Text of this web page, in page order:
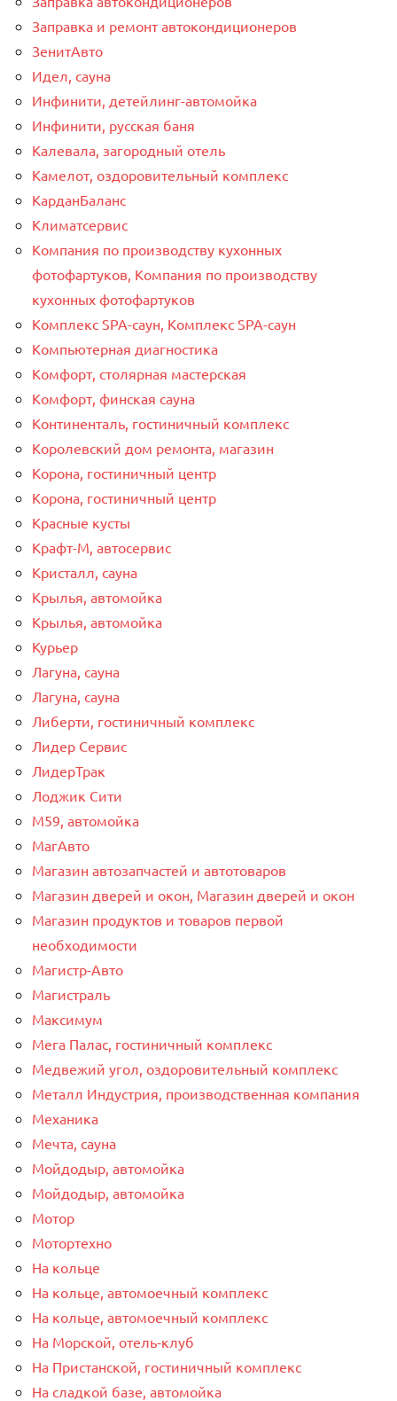
Заправка и ремонт автокондиционеров
ЗенитАвто
Идел, сауна
Инфинити, детейлинг-автомойка
Инфинити, русская баня
Калевала, загородный отель
Камелот, оздоровительный комплекс
КарданБаланс
Климатсервис
Компания по производству кухонных
фотофартуков, Компания по производству
кухонных фотофартуков
Комплекс SPA-саун, Комплекс SPA-саун
Компьютерная диагностика
Комфорт, столярная мастерская
Комфорт, финская сауна
Континенталь, гостиничный комплекс
Королевский дом ремонта, магазин
Корона, гостиничный центр
Корона, гостиничный центр
Красные кусты
Крафт-М, автосервис
Кристалл, сауна
Крылья, автомойка
Крылья, автомойка
Курьер
Лагуна, сауна
Лагуна, сауна
Либерти, гостиничный комплекс
Лидер Сервис
ЛидерТрак
Лоджик Сити
М59, автомойка
МагАвто
Магазин автозапчастей и автотоваров
Магазин дверей и окон, Магазин дверей и окон
Магазин продуктов и товаров первой
необходимости
Магистр-Авто
Магистраль
Максимум
Мега Палас, гостиничный комплекс
Медвежий угол, оздоровительный комплекс
Металл Индустрия, производственная компания
Механика
Мечта, сауна
Мойдодыр, автомойка
Мойдодыр, автомойка
Мотор
Мотортехно
На кольце
На кольце, автомоечный комплекс
На кольце, автомоечный комплекс
На Морской, отель-клуб
На Пристанской, гостиничный комплекс
На сладкой базе, автомойка